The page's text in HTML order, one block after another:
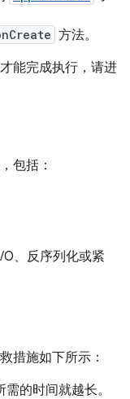
方法。
能完成执行，请进
包括：
、反序列化或紧
措施如下所示：
的时间就越长。